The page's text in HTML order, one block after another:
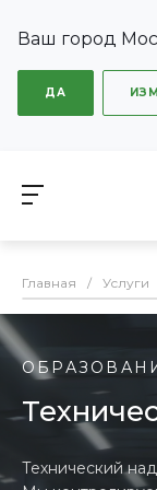
Ваш город
ДА
Главная / Услуги
Технический